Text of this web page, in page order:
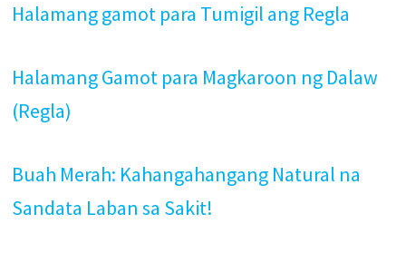
Halamang gamot para Tumigil ang Regla
Halamang Gamot para Magkaroon ng Dalaw
(Regla)
Buah Merah: Kahangahangang Natural na
Sandata Laban sa Sakit!